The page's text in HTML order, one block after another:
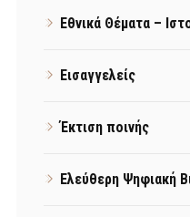
Εθνικά Θέματα –
Εισαγγελείς
Έκτιση ποινής
Ελεύθερη Ψηφιακή